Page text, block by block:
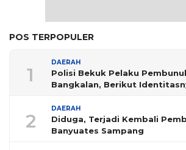
POS TERPOPULER
1
DAERAH
Polisi Bekuk Pelaku
Bangkalan, Berikut
2
DAERAH
Diduga, Terjadi Kembali
Banyuates Sampang